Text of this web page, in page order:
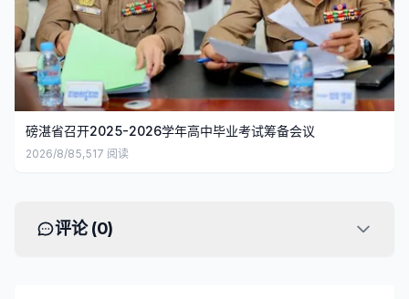
磅湛省召开2025-2026学年高中毕业考试筹备会议
2026/8/85,517 阅读
评论 (0)